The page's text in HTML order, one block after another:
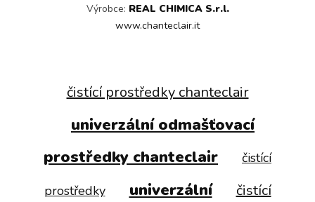
Výrobce: REAL CHIMICA S.r.l.
www.chanteclair.it
čistící prostředky chanteclair
univerzální odmašťovací
prostředky chanteclair
čistící
prostředky
univerzální
čistící